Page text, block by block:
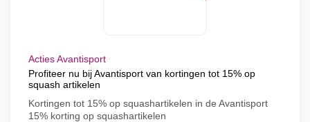
Acties Avantisport
Profiteer nu bij Avantisport van kortingen tot 15% op
squash artikelen
Kortingen tot 15% op squashartikelen in de Avantisport
15% korting op squashartikelen